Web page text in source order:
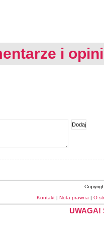
i
Kontakt | Nota prawna | O
UWAGA!